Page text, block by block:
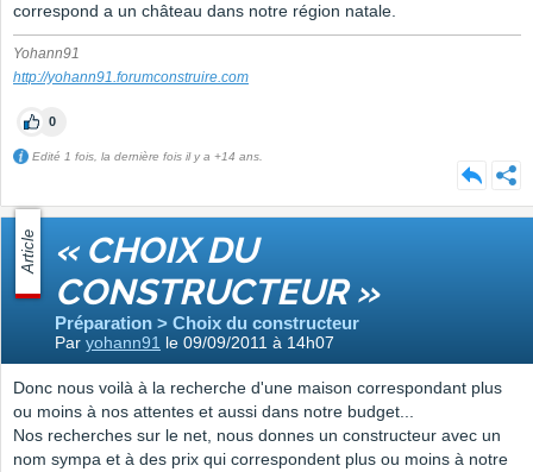
correspond a un château dans notre région natale.
Yohann91
http://yohann91.forumconstruire.com
0
Edité 1 fois, la dernière fois il y a +14 ans.
Article « CHOIX DU
CONSTRUCTEUR »
Préparation > Choix du constructeur
Par yohann91 le 09/09/2011 à 14h07
Donc nous voilà à la recherche d'une maison correspondant plus
ou moins à nos attentes et aussi dans notre budget...
Nos recherches sur le net, nous donnes un constructeur avec un
nom sympa et à des prix qui correspondent plus ou moins à notre